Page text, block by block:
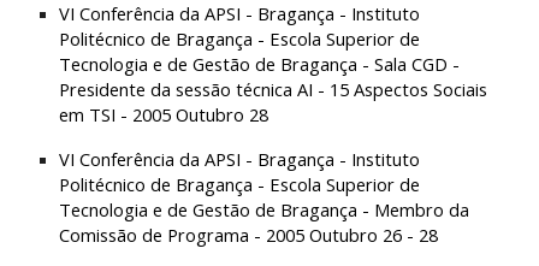
VI Conferência da APSI - Bragança - Instituto
Politécnico de Bragança - Escola Superior de
Tecnologia e de Gestão de Bragança - Sala CGD -
Presidente da sessão técnica AI - 15 Aspectos Sociais
em TSI - 2005 Outubro 28
VI Conferência da APSI - Bragança - Instituto
Politécnico de Bragança - Escola Superior de
Tecnologia e de Gestão de Bragança - Membro da
Comissão de Programa - 2005 Outubro 26 - 28